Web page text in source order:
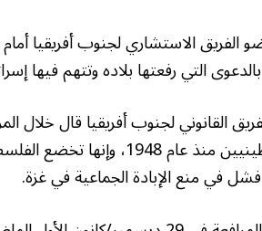
الفريق الاستشاري لجنوب أفريقيا
التي رفعتها بلاده وتتهم فيها
القانوني لجنوب أفريقيا قال خلال
الفلسطينيين منذ عام
في منع الإبادة الجماعية في غزة.